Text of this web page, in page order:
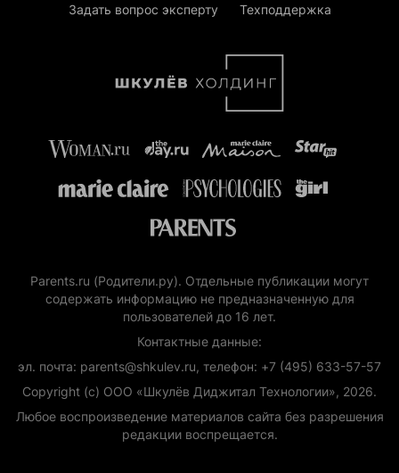
Задать вопрос эксперту
Техподдержка
Parents.ru (Родители.ру). Отдельные публикации могут
содержать информацию не предназначенную для
пользователей до 16 лет.
Контактные данные:
эл. почта: parents@shkulev.ru, телефон: +7 (495) 633-57-57
Copyright (с) ООО «Шкулёв Диджитал Технологии», 2026.
Любое воспроизведение материалов сайта без разрешения
редакции воспрещается.